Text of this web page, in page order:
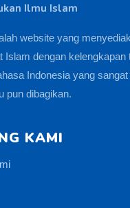
Ilmu Islam
website yang
Islam dengan kelengkapan
Indonesia yang
pun dibagikan.
KAMI